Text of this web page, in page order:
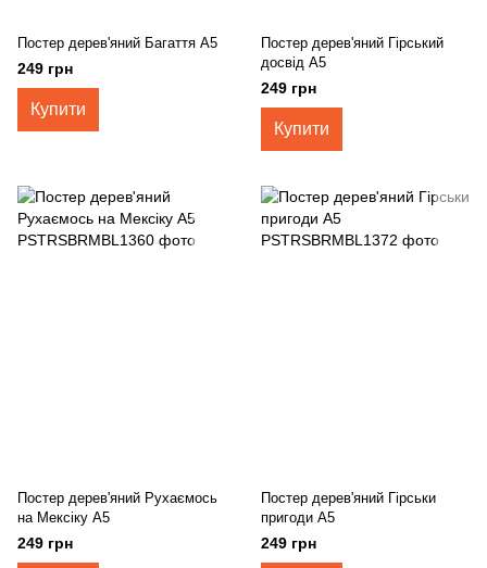
Постер дерев'яний Багаття А5
249 грн
Купити
Постер дерев'яний Гірський
досвід А5
249 грн
Купити
Постер дерев'яний Рухаємось
на Мексіку А5
249 грн
Постер дерев'яний Гірськи
пригоди А5
249 грн